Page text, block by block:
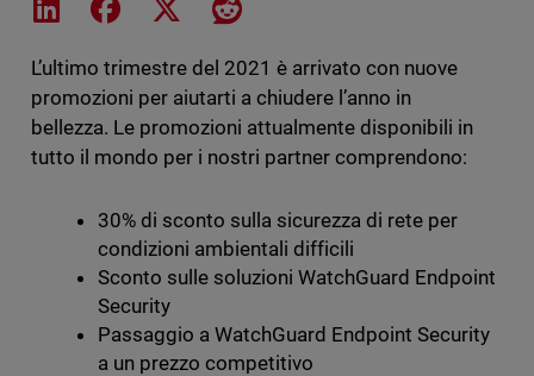
Share on LinkedIn
Share on Facebook
Share on XShare on Reddit
L’ultimo trimestre del 2021 è arrivato con nuove
promozioni per aiutarti a chiudere l’anno in
bellezza. Le promozioni attualmente disponibili in
tutto il mondo per i nostri partner comprendono:
30% di sconto sulla sicurezza di rete per
condizioni ambientali difficili
Sconto sulle soluzioni WatchGuard Endpoint
Security
Passaggio a WatchGuard Endpoint Security
a un prezzo competitivo